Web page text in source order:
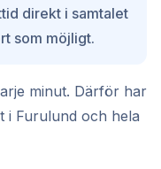
direkt i samtalet
som möjligt.
minut. Därför har
i Furulund och hela